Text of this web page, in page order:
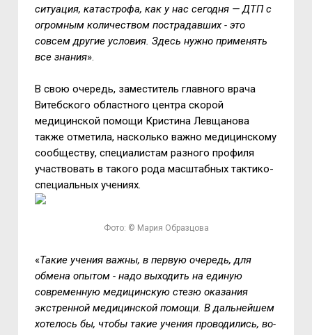
ситуация, катастрофа, как у нас сегодня — ДТП с
огромным количеством пострадавших - это
совсем другие условия. Здесь нужно применять
все знания».
В свою очередь, заместитель главного врача
Витебского областного центра скорой
медицинской помощи Кристина Левщанова
также отметила, насколько важно медицинскому
сообществу, специалистам разного профиля
участвовать в такого рода масштабных тактико-
специальных учениях.
Фото: © Мария Образцова
«Такие учения важны, в первую очередь, для
обмена опытом - надо выходить на единую
современную медицинскую стезю оказания
экстренной медицинской помощи. В дальнейшем
хотелось бы, чтобы такие учения проводились, во-